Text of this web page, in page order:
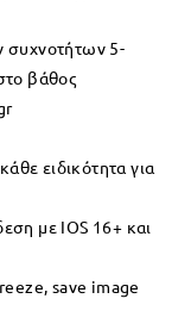
συχνοτήτων 5-
βάθος
ειδικότητα για
με IOS 16+ και
save image